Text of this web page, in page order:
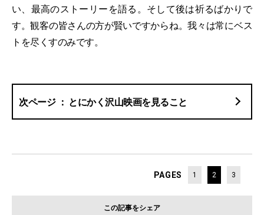
い、最高のストーリーを語る。そして後は祈るばかりで
す。観客の皆さんの方が賢いですからね。我々は常にベス
トを尽くすのみです。
とにかく沢山映画を見ること
PAGES 1 2 3
この記事をシェア